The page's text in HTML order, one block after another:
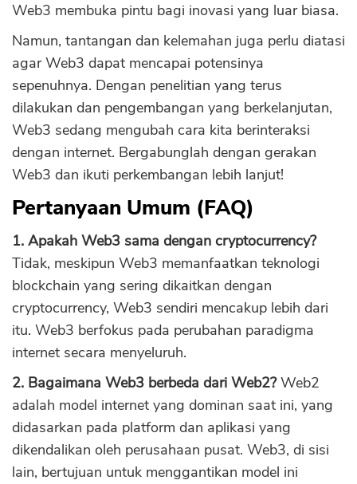
Web3 membuka pintu bagi inovasi yang luar biasa.
Namun, tantangan dan kelemahan juga perlu diatasi
agar Web3 dapat mencapai potensinya
sepenuhnya. Dengan penelitian yang terus
dilakukan dan pengembangan yang berkelanjutan,
Web3 sedang mengubah cara kita berinteraksi
dengan internet. Bergabunglah dengan gerakan
Web3 dan ikuti perkembangan lebih lanjut!
Pertanyaan Umum (FAQ)
1. Apakah Web3 sama dengan cryptocurrency?
Tidak, meskipun Web3 memanfaatkan teknologi
blockchain yang sering dikaitkan dengan
cryptocurrency, Web3 sendiri mencakup lebih dari
itu. Web3 berfokus pada perubahan paradigma
internet secara menyeluruh.
2. Bagaimana Web3 berbeda dari Web2?Web2
adalah model internet yang dominan saat ini, yang
didasarkan pada platform dan aplikasi yang
dikendalikan oleh perusahaan pusat. Web3, di sisi
lain, bertujuan untuk menggantikan model ini